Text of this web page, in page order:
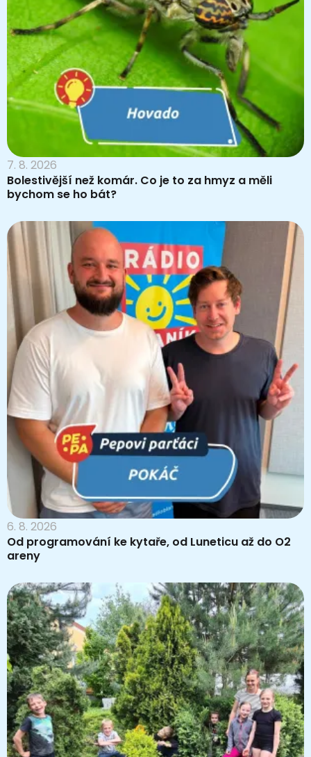
7. 8. 2026
Bolestivější než komár. Co je to za hmyz a měli
bychom se ho bát?
6. 8. 2026
Od programování ke kytaře, od Luneticu až do O2
areny